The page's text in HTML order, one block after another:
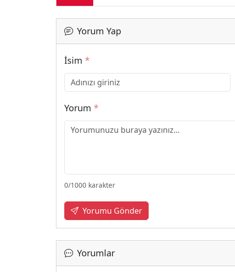
Yorum Yap
İsim *
Yorum *
0/1000 karakter
Yorumu Gönder
Yorumlar